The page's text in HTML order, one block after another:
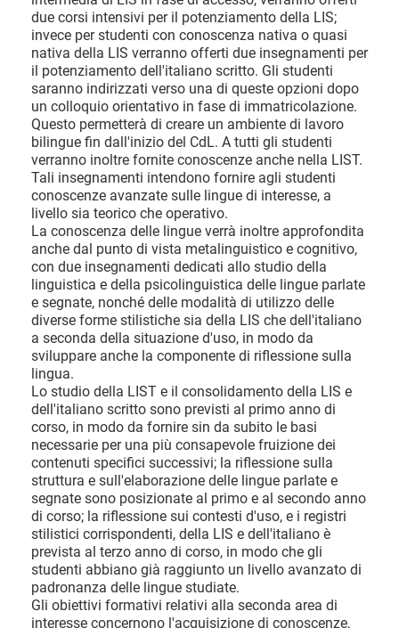
due corsi intensivi per il potenziamento della LIS;
invece per studenti con conoscenza nativa o quasi
nativa della LIS verranno offerti due insegnamenti per
il potenziamento dell'italiano scritto. Gli studenti
saranno indirizzati verso una di queste opzioni dopo
un colloquio orientativo in fase di immatricolazione.
Questo permetterà di creare un ambiente di lavoro
bilingue fin dall'inizio del CdL. A tutti gli studenti
verranno inoltre fornite conoscenze anche nella LIST.
Tali insegnamenti intendono fornire agli studenti
conoscenze avanzate sulle lingue di interesse, a
livello sia teorico che operativo.
La conoscenza delle lingue verrà inoltre approfondita
anche dal punto di vista metalinguistico e cognitivo,
con due insegnamenti dedicati allo studio della
linguistica e della psicolinguistica delle lingue parlate
e segnate, nonché delle modalità di utilizzo delle
diverse forme stilistiche sia della LIS che dell'italiano
a seconda della situazione d'uso, in modo da
sviluppare anche la componente di riflessione sulla
lingua.
Lo studio della LIST e il consolidamento della LIS e
dell'italiano scritto sono previsti al primo anno di
corso, in modo da fornire sin da subito le basi
necessarie per una più consapevole fruizione dei
contenuti specifici successivi; la riflessione sulla
struttura e sull'elaborazione delle lingue parlate e
segnate sono posizionate al primo e al secondo anno
di corso; la riflessione sui contesti d'uso, e i registri
stilistici corrispondenti, della LIS e dell'italiano è
prevista al terzo anno di corso, in modo che gli
studenti abbiano già raggiunto un livello avanzato di
padronanza delle lingue studiate.
Gli obiettivi formativi relativi alla seconda area di
interesse concernono l'acquisizione di conoscenze,